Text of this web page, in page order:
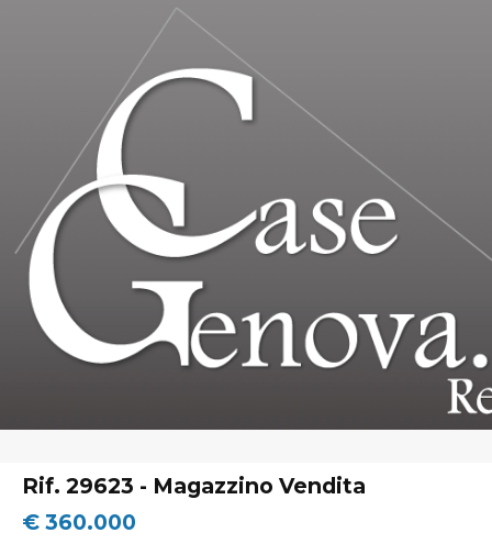
Home
Chi Siamo
Rif. 29623 - Magazzino Vendita
€ 360.000